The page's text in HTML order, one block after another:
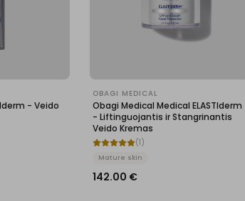
- Veido
OBAGI MEDICAL
Obagi Medical Medical ELASTIderm
- Liftinguojantis ir Stangrinantis
Veido Kremas
(1 )
Mature skin
142.00 €